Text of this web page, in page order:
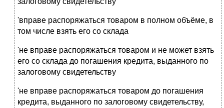
'вправе распоряжаться товаром в полном объёме, в
том числе взять его со склада
'не вправе распоряжаться товаром и не может взять
его со склада до погашения кредита, выданного по
залоговому свидетельству
'не вправе распоряжаться товаром до погашения
кредита, выданного по залоговому свидетельству,